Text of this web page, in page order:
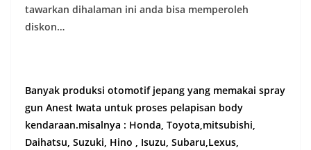
tawarkan dihalaman ini anda bisa memperoleh
diskon…
Banyak produksi otomotif jepang yang memakai spray
gun Anest Iwata untuk proses pelapisan body
kendaraan.misalnya : Honda, Toyota,mitsubishi,
Daihatsu, Suzuki, Hino , Isuzu, Subaru,Lexus,